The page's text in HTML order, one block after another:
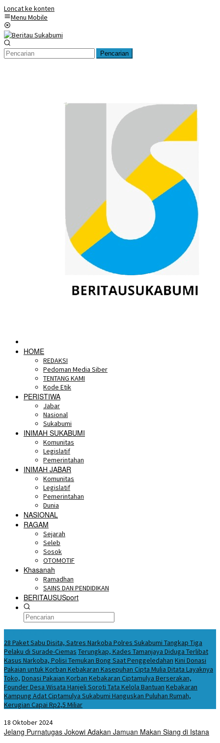
Loncat ke konten
Menu Mobile
Pencarian
HOME
REDAKSI
Pedoman Media Siber
TENTANG KAMI
Kode Etik
PERISTIWA
Jabar
Nasional
Sukabumi
INIMAH SUKABUMI
Komunitas
Legislatif
Pemerintahan
INIMAH JABAR
Komunitas
Legislatif
Pemerintahan
Dunia
NASIONAL
RAGAM
Sejarah
Seleb
Sosok
OTOMOTIF
Khasanah
Ramadhan
SAINS DAN PENDIDIKAN
BERITAUSUSport
28 Paket Sabu Disita, Satres Narkoba Polres Sukabumi Tangkap Tiga
Pelaku di Surade-Ciemas Terungkap, Kades Tamanjaya Diduga Terlibat
Kasus Narkoba, Polisi Temukan Bong Saat Penggeledahan Kini Donasi
Pakaian untuk Korban Kebakaran Kasepuhan Cipta Mulia Ditata Layaknya
Toko, Donasi Pakaian Korban Kebakaran Ciptamulya Berserakan,
Founder Desa Wisata Hanjeli Soroti Tata Kelola Bantuan Kebakaran
Kampung Adat Ciptamulya Sukabumi Hanguskan Puluhan Rumah,
Kerugian Capai Rp2,5 Miliar
18 Oktober 2024
Jelang Purnatugas Jokowi Adakan Jamuan Makan Siang di Istana